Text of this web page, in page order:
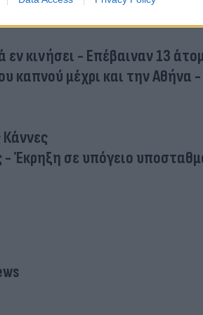
κινήσει - Επέβαιναν 13
καπνού μέχρι και την Αθήνα -
Έκρηξη σε υπόγειο